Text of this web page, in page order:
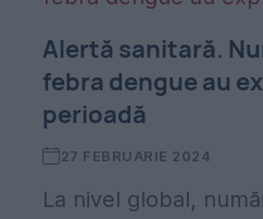
Alertă sanitară.
febra dengue au
perioadă
27 FEBRUARIE 2024
La nivel global,